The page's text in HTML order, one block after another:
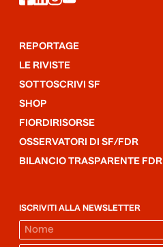
REPORTAGE
LE RIVISTE
SOTTOSCRIVI SF
SHOP
FIORDIRISORSE
OSSERVATORI DI SF/FDR
BILANCIO TRASPARENTE FDR
ISCRIVITI ALLA NEWSLETTER